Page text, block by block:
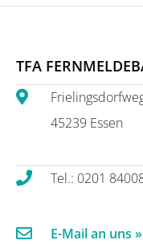
TFA
45239 Essen
Tel.: 0201
E-Mail an uns »